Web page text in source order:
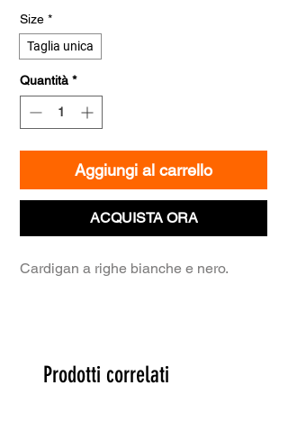
Size *
Taglia unica
Quantità *
Aggiungi al carrello
ACQUISTA ORA
Cardigan a righe bianche e nero.
Prodotti correlati